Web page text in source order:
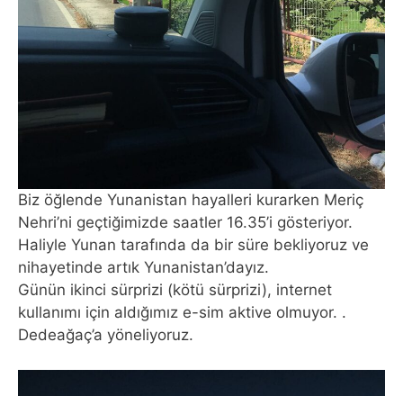
Biz öğlende Yunanistan hayalleri kurarken Meriç
Nehri’ni geçtiğimizde saatler 16.35’i gösteriyor.
Haliyle Yunan tarafında da bir süre bekliyoruz ve
nihayetinde artık Yunanistan’dayız.
Günün ikinci sürprizi (kötü sürprizi), internet
kullanımı için aldığımız e-sim aktive olmuyor. .
Dedeağaç’a yöneliyoruz.